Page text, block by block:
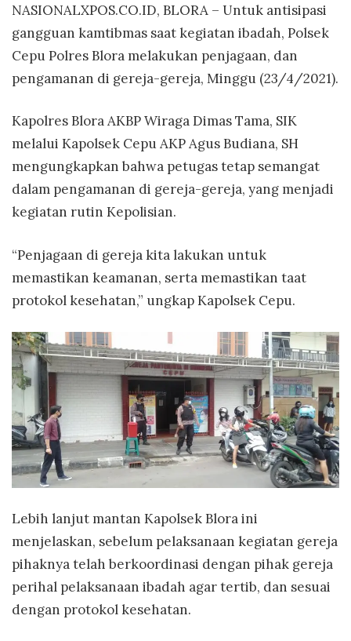
NASIONALXPOS.CO.ID, BLORA – Untuk antisipasi
gangguan kamtibmas saat kegiatan ibadah, Polsek
Cepu Polres Blora melakukan penjagaan, dan
pengamanan di gereja-gereja, Minggu (23/4/2021).
Kapolres Blora AKBP Wiraga Dimas Tama, SIK
melalui Kapolsek Cepu AKP Agus Budiana, SH
mengungkapkan bahwa petugas tetap semangat
dalam pengamanan di gereja-gereja, yang menjadi
kegiatan rutin Kepolisian.
“Penjagaan di gereja kita lakukan untuk
memastikan keamanan, serta memastikan taat
protokol kesehatan,” ungkap Kapolsek Cepu.
Lebih lanjut mantan Kapolsek Blora ini
menjelaskan, sebelum pelaksanaan kegiatan gereja
pihaknya telah berkoordinasi dengan pihak gereja
perihal pelaksanaan ibadah agar tertib, dan sesuai
dengan protokol kesehatan.